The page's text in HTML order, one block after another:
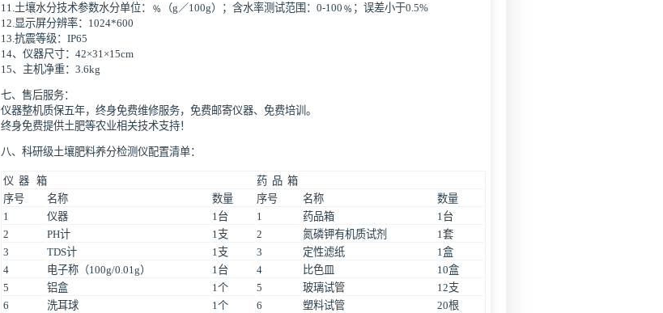
11.土壤水分技术参数水分单位：﹪（g／100g）；含水率测试范围：0-100﹪；误差小于0.5%
12.显示屏分辨率：1024*600
13.抗震等级：IP65
14、仪器尺寸：42×31×15cm
15、主机净重：3.6kg
七、售后服务：
仪器整机质保五年，终身免费维修服务，免费邮寄仪器、免费培训。
终身免费提供土肥等农业相关技术支持！
八、科研级土壤肥料养分检测仪配置清单：
仪 器 箱
药 品 箱
序号
名称 数量 序号 名称
数量
1
仪器 1台 1 药品箱
1台
2
PH计 1支 2 氮磷钾有机质试剂
1套
3
TDS计 1支 3 定性滤纸
1盒
4
电子称（100g/0.01g） 1台 4 比色皿
10盒
5
铝盒 1个 5 玻璃试管
12支
6
洗耳球 1个 6 塑料试管 20根